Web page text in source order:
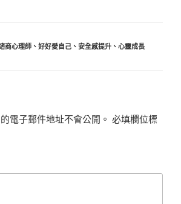
商心理師、 好好愛自己、 安全感提升、 心靈成長
電子郵件地址不會公開。 必填欄位標